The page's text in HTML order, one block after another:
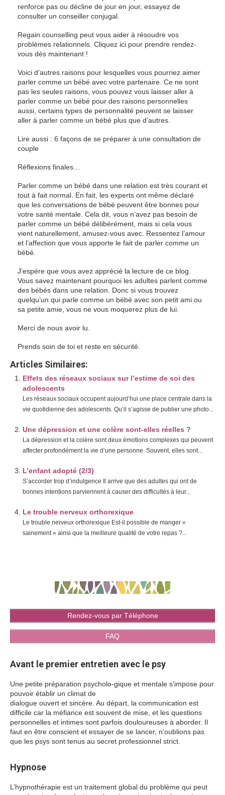
renforce pas ou décline de jour en jour, essayez de
consulter un conseiller conjugal.
Regain counselling peut vous aider à résoudre vos
problèmes relationnels. Cliquez ici pour prendre rendez-
vous dès maintenant !
Voici d’autres raisons pour lesquelles vous pourriez aimer
parler comme un bébé avec votre partenaire. Ce ne sont
pas les seules raisons, vous pouvez vous laisser aller à
parler comme un bébé pour des raisons personnelles
aussi, certains types de personnalité peuvent se laisser
aller à parler comme un bébé plus que d’autres.
Lire aussi : 6 façons de se préparer à une consultation de
couple
Réflexions finales…
Parler comme un bébé dans une relation est très courant et
tout à fait normal. En fait, les experts ont même déclaré
que les conversations de bébé peuvent être bonnes pour
votre santé mentale. Cela dit, vous n’avez pas besoin de
parler comme un bébé délibérément, mais si cela vous
vient naturellement, amusez-vous avec. Ressentez l’amour
et l’affection que vous apporte le fait de parler comme un
bébé.
J’espère que vous avez apprécié la lecture de ce blog.
Vous savez maintenant pourquoi les adultes parlent comme
des bébés dans une relation. Donc si vous trouvez
quelqu’un qui parle comme un bébé avec son petit ami ou
sa petite amie, vous ne vous moquerez plus de lui.
Merci de nous avoir lu.
Prends soin de toi et reste en sécurité.
Articles Similaires:
Effets des réseaux sociaux sur l’estime de soi des
adolescents
Les réseaux sociaux occupent aujourd’hui une place centrale dans la
vie quotidienne des adolescents. Qu’il s’agisse de publier une photo...
Une dépression et une colère sont-elles réelles ?
La dépression et la colère sont deux émotions complexes qui peuvent
affecter profondément la vie d’une personne. Souvent, elles sont...
L’enfant adopté (2/3)
S’accorder trop d’indulgence Il arrive que des adultes qui ont de
bonnes intentions parviennent à causer des difficultés à leur...
Le trouble nerveux orthorexique
Le trouble nerveux orthorexique Est-il possible de manger «
sainement » ainsi que la meilleure qualité de votre repas ?...
Rendez-vous par Téléphone
FAQ
Avant le premier entretien avec le psy
Une petite préparation psycholo-gique et mentale s’impose pour
pouvoir établir un climat de
dialogue ouvert et sincère. Au départ, la communication est
difficile car la méfiance est souvent de mise, et les questions
personnelles et intimes sont parfois douloureuses à aborder. Il
faut en être conscient et essayer de se lancer, n’oublions pas
que les psys sont tenus au secret professionnel strict.
Hypnose
L’hypnothérapie est un traitement global du problème qui peut